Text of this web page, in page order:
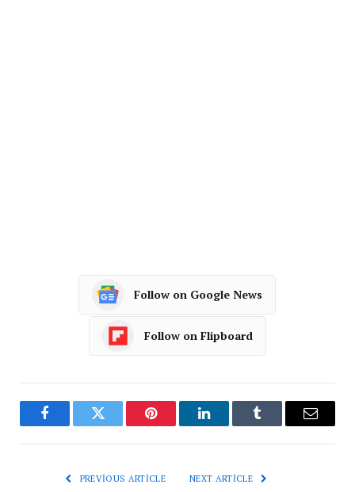
Follow on Google News
Follow on Flipboard
FacebookTwitter Pinterest LinkedInTumblr Email
PREVIOUS ARTICLE NEXT ARTICLE